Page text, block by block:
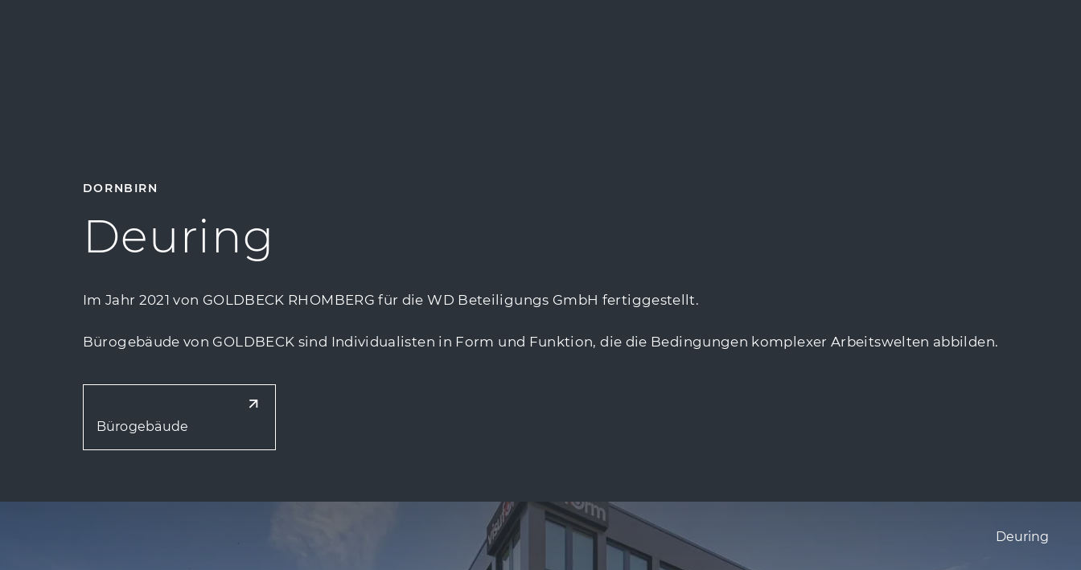
DORNBIRN
Deuring
Im Jahr 2021 von GOLDBECK RHOMBERG für die WD Beteiligungs GmbH fertiggestellt.
Bürogebäude von GOLDBECK sind Individualisten in Form und Funktion, die die Bedingungen komplexer Arbeitswelten abbilden.
Bürogebäude
Deuring